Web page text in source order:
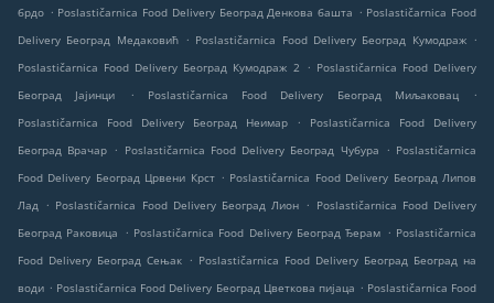
брдо . Poslastičarnica Food Delivery Београд Денкова башта . Poslastičarnica Food
Delivery Београд Медаковић . Poslastičarnica Food Delivery Београд Кумодраж .
Poslastičarnica Food Delivery Београд Кумодраж 2
. Poslastičarnica Food Delivery
Београд Јајинци
. Poslastičarnica Food Delivery Београд Миљаковац
.
Poslastičarnica Food Delivery Београд Неимар
.
Poslastičarnica Food Delivery
Београд Врачар . Poslastičarnica Food Delivery Београд Чубура . Poslastičarnica
Food Delivery Београд Црвени Крст . Poslastičarnica Food Delivery Београд Липов
Лад . Poslastičarnica Food Delivery Београд Лион . Poslastičarnica Food Delivery
Београд Раковица
. Poslastičarnica Food Delivery Београд Ђерам . Poslastičarnica
Food Delivery Београд Сењак . Poslastičarnica Food Delivery Београд Београд на
води . Poslastičarnica Food Delivery Београд Цветкова пијаца . Poslastičarnica Food